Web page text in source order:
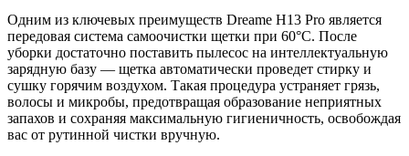
Одним из ключевых преимуществ Dreame H13 Pro является
передовая система самоочистки щетки при 60°C. После
уборки достаточно поставить пылесос на интеллектуальную
зарядную базу — щетка автоматически проведет стирку и
сушку горячим воздухом. Такая процедура устраняет грязь,
волосы и микробы, предотвращая образование неприятных
запахов и сохраняя максимальную гигиеничность, освобождая
вас от рутинной чистки вручную.